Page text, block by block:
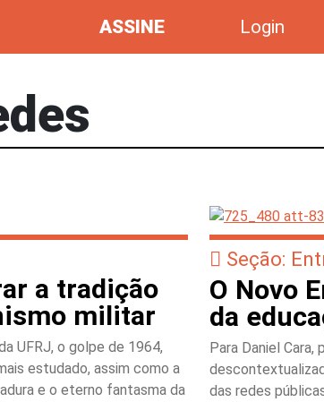
ASSINE Login
a tradição
militar
UFRJ, o golpe de 1964,
estudado, assim como a
e o eterno fantasma da
Seção:
O Novo
da
Para Daniel Cara,
das redes